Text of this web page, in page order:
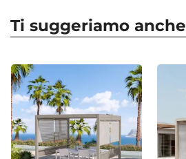
Rettangolare
Larghezza
Altezza
210 cm
Serie Compatibile
Harmony
Colore
Ti suggeriamo anche